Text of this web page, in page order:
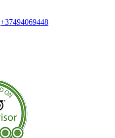
+37494069448